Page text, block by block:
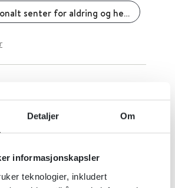
Detaljer Om
informasjonskapsler
teknologier, inkludert
Nasjonalt senter for aldring og helse
2021